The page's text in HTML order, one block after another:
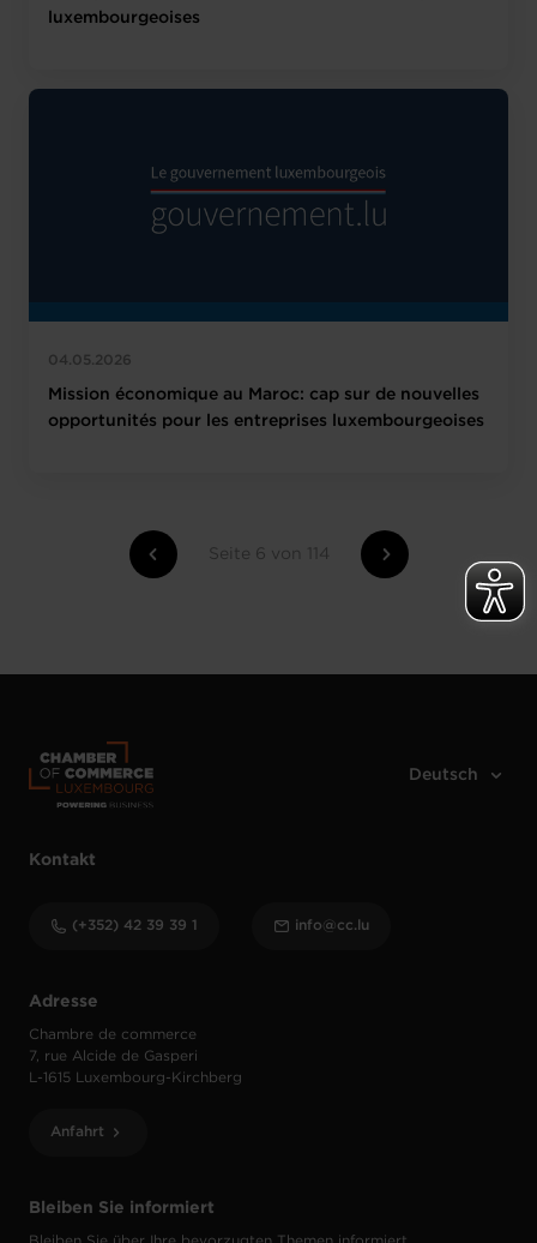
luxembourgeoises
04.05.2026
Mission économique au Maroc: cap sur de nouvelles
opportunités pour les entreprises luxembourgeoises
Seite 6 von 114
Bleiben Sie informiert
Adresse
Chambre de commerce
7, rue Alcide de Gasperi
L-1615 Luxembourg-Kirchberg
Anfahrt
Kontakt
(+352) 42 39 39 1 info@cc.lu